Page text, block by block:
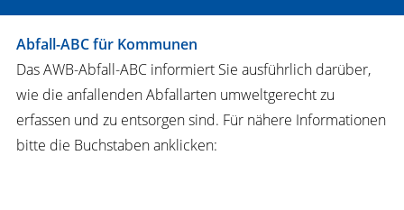
Abfall-ABC für Kommunen
Das AWB-Abfall-ABC informiert Sie ausführlich darüber,
wie die anfallenden Abfallarten umweltgerecht zu
erfassen und zu entsorgen sind. Für nähere Informationen
bitte die Buchstaben anklicken: